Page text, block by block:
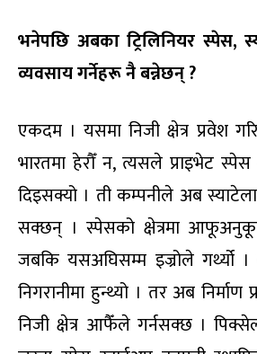
भनेपछि अबका ट्रिलिनियर स्पेस,
व्यवसाय गर्नेहरू नै बन्नेछन् ?
एकदम । यसमा निजी क्षेत्र प्रवेश
भारतमा हेरौँ न, त्यसले प्राइभेट स्पेस
दिइसक्यो । ती कम्पनीले अब
सक्छन् । स्पेसको क्षेत्रमा
जबकि यसअघिसम्म इज्रोले गर्थ्यो
निगरानीमा हुन्थ्यो । तर अब निर्माण
निजी क्षेत्र आफैँले गर्नसक्छ ।